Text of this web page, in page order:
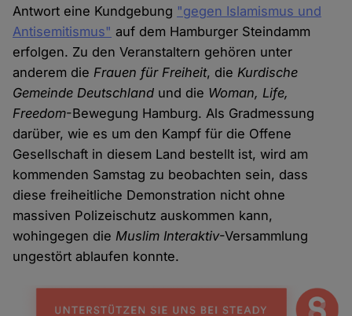
Antwort eine Kundgebung "gegen Islamismus und
Antisemitismus" auf dem Hamburger Steindamm
erfolgen. Zu den Veranstaltern gehören unter
anderem dieFrauen für Freiheit, dieKurdische
Gemeinde Deutschland und die Woman, Life,
Freedom-Bewegung Hamburg. Als Gradmessung
darüber, wie es um den Kampf für die Offene
Gesellschaft in diesem Land bestellt ist, wird am
kommenden Samstag zu beobachten sein, dass
diese freiheitliche Demonstration nicht ohne
massiven Polizeischutz auskommen kann,
wohingegen dieMuslim Interaktiv-Versammlung
ungestört ablaufen konnte.